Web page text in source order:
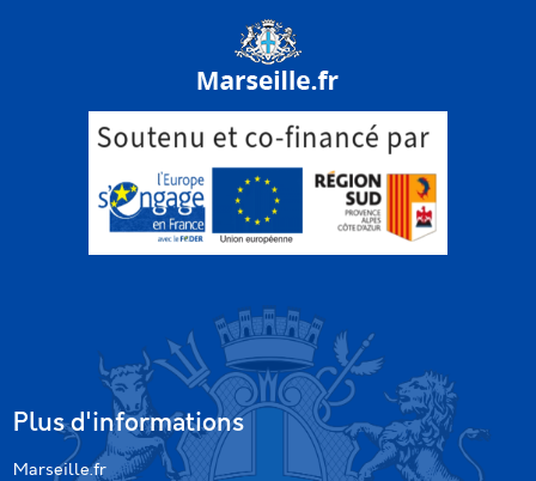
Plus d'informations
Marseille.fr